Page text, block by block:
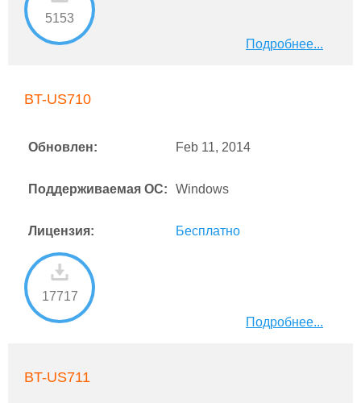
5153
Подробнее...
BT-US710
Обновлен: Feb 11, 2014
Поддерживаемая ОС: Windows
Лицензия: Бесплатно
17717
Подробнее...
BT-US711